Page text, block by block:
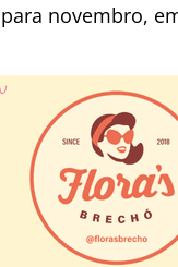
novembro,